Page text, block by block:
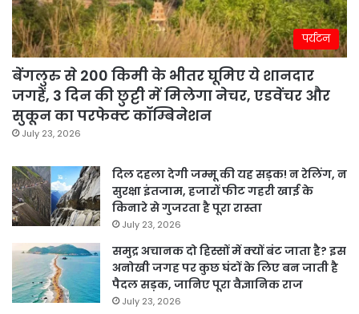
पर्यटन
बेंगलुरु से 200 किमी के भीतर घूमिए ये शानदार
जगहें, 3 दिन की छुट्टी में मिलेगा नेचर, एडवेंचर और
सुकून का परफेक्ट कॉम्बिनेशन
July 23, 2026
दिल दहला देगी जम्मू की यह सड़क! न रेलिंग, न
सुरक्षा इंतजाम, हजारों फीट गहरी खाई के
किनारे से गुजरता है पूरा रास्ता
July 23, 2026
समुद्र अचानक दो हिस्सों में क्यों बंट जाता है? इस
अनोखी जगह पर कुछ घंटों के लिए बन जाती है
पैदल सड़क, जानिए पूरा वैज्ञानिक राज
July 23, 2026